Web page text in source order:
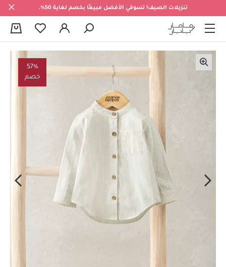
تنزيلات الصيف! تسوقي الأفضل مبيعًا بخصم لغاية 50%.
57%
خصم